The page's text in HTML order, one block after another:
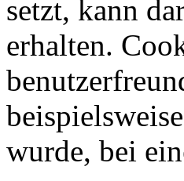
setzt, kann
erhalten.
wurde, bei